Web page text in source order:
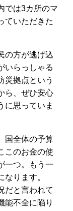
では3カ所のマ
ていただきた
の方が逃げ込
いらっしゃる
災拠点という
ら、ぜひ安心
に思っていま
国全体の予算
このお金の使
一つ。もう一
ります。
だと言われて
能不全に陥り